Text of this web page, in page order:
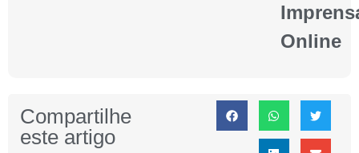
Online
Compartilhe
este artigo